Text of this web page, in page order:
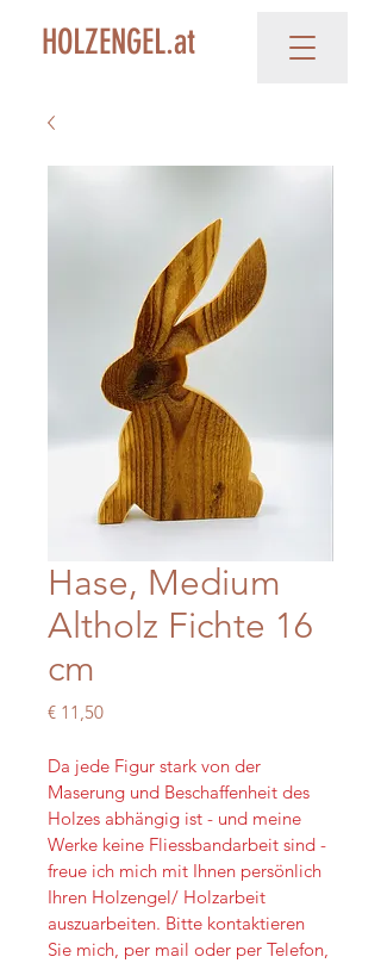
HOLZENGEL.at
Hase, Medium
Altholz Fichte 16
cm
€ 11,50Preis
Da jede Figur stark von der
Maserung und Beschaffenheit des
Holzes abhängig ist - und meine
Werke keine Fliessbandarbeit sind -
freue ich mich mit Ihnen persönlich
Ihren Holzengel/ Holzarbeit
auszuarbeiten. Bitte kontaktieren
Sie mich, per mail oder per Telefon,